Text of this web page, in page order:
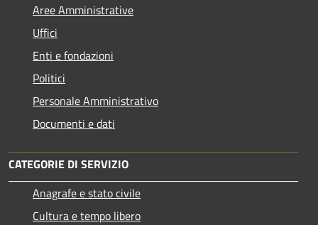
Aree Amministrative
Uffici
Enti e fondazioni
Politici
Personale Amministrativo
Documenti e dati
CATEGORIE DI SERVIZIO
Anagrafe e stato civile
Cultura e tempo libero